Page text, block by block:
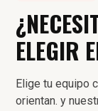
ELEGIR
Elige tu equipo
orientan. y